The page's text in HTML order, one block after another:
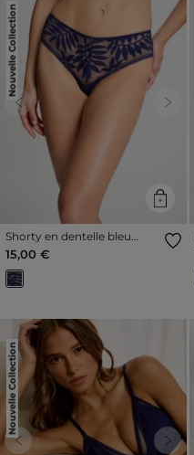
Nouvelle Collection
Previous Next
Shorty en dentelle bleu
marine femme
15,00 €
Nouvelle Collection
Previous Next